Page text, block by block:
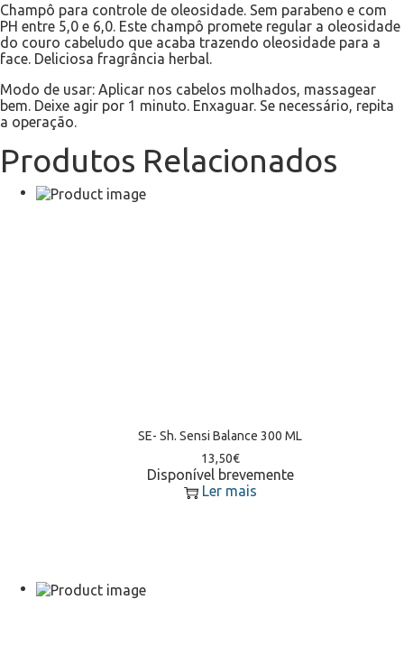
Champô para controle de oleosidade. Sem parabeno e com
PH entre 5,0 e 6,0. Este champô promete regular a oleosidade
do couro cabeludo que acaba trazendo oleosidade para a
face. Deliciosa fragrância herbal.
Modo de usar: Aplicar nos cabelos molhados, massagear
bem. Deixe agir por 1 minuto. Enxaguar. Se necessário, repita
a operação.
Produtos Relacionados
SE- Sh. Sensi Balance 300 ML
13,50€
Disponível brevemente
Ler mais